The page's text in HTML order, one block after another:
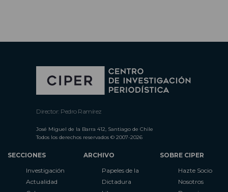
Director: Pedro Ramírez
José Miguel de la Barra 412, Santiago de Chile
Todos los derechos reservados © 2007-2026
SECCIONES
Investigación
Actualidad
ARCHIVO
Papeles de la
Dictadura
SOBRE CIPER
Hazte Socio
Nosotros